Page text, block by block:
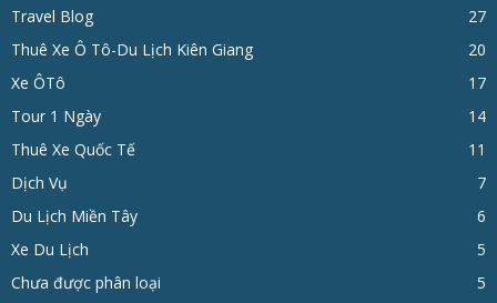
Travel Blog
27
Thuê Xe Ô Tô-Du Lịch Kiên Giang
20
Xe ÔTô
17
Tour 1 Ngày
14
Thuê Xe Quốc Tế
11
Dịch Vụ
7
Du Lịch Miền Tây
6
Xe Du Lịch
5
Chưa được phân loại
5